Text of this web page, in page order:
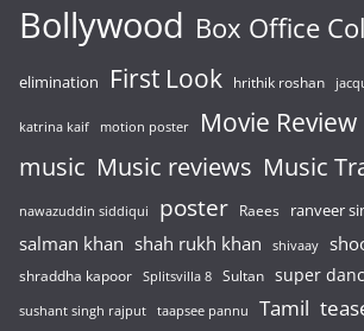
Bollywood Box Office
elimination First Look hrithik roshan
katrina kaif motion poster Movie Review
music Music reviews Music
nawazuddin siddiqui poster Raees ranveer
salman khan shah rukh khan shivaay
shraddha kapoor Splitsvilla 8 Sultan super
sushant singh rajput taapsee pannu Tamil